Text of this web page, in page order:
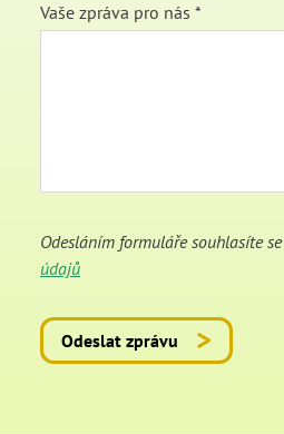
Vaše zpráva pro nás *
Odesláním formuláře souhlasíte se
údajů
Odeslat zprávu